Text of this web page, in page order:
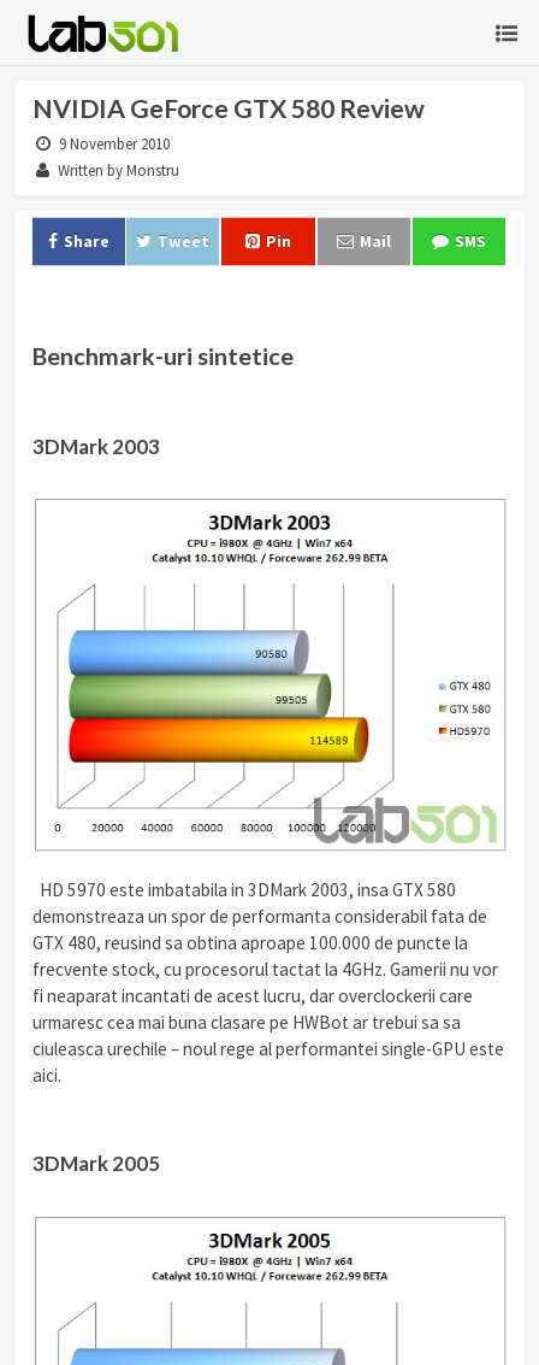
NVIDIA GeForce GTX 580 Review
9 November 2010
Written by Monstru
Share Tweet Pin Mail SMS
Benchmark-uri sintetice
3DMark 2003
HD 5970 este imbatabila in 3DMark 2003, insa GTX 580
demonstreaza un spor de performanta considerabil fata de
GTX 480, reusind sa obtina aproape 100.000 de puncte la
frecvente stock, cu procesorul tactat la 4GHz. Gamerii nu vor
fi neaparat incantati de acest lucru, dar overclockerii care
urmaresc cea mai buna clasare pe HWBot ar trebui sa sa
ciuleasca urechile – noul rege al performantei single-GPU este
aici.
3DMark 2005